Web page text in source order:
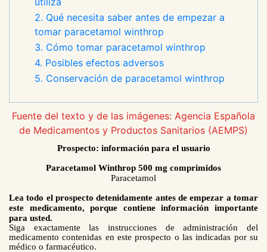
2. Qué necesita saber antes de empezar a
tomar paracetamol winthrop
3. Cómo tomar paracetamol winthrop
4. Posibles efectos adversos
5. Conservación de paracetamol winthrop
Fuente del texto y de las imágenes: Agencia Española
de Medicamentos y Productos Sanitarios (AEMPS)
Prospecto: información para el usuario
Paracetamol Winthrop 500 mg comprimidos
Paracetamol
Lea todo el prospecto detenidamente antes de empezar a tomar
este medicamento, porque contiene información importante
para usted.
Siga exactamente las instrucciones de administración del
medicamento contenidas en este prospecto o las indicadas por su
médico o farmacéutico.